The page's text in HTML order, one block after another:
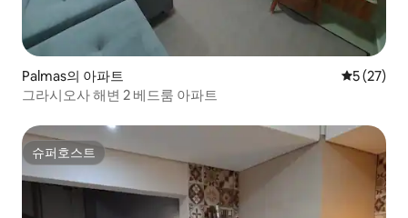
Palmas의 아파트 평점 5점
5 (27)
그라시오사 해변 2 베드룸 아파트
슈퍼호스트
슈퍼호스트